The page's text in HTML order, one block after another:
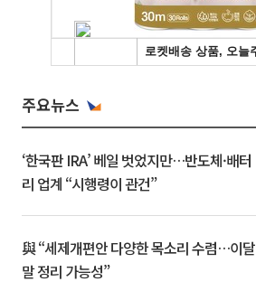
주요뉴스
‘한국판 IRA’ 베일 벗었지만…반도체·배터
리 업계 “시행령이 관건”
與 “세제개편안 다양한 목소리 수렴…이달
말 정리 가능성”